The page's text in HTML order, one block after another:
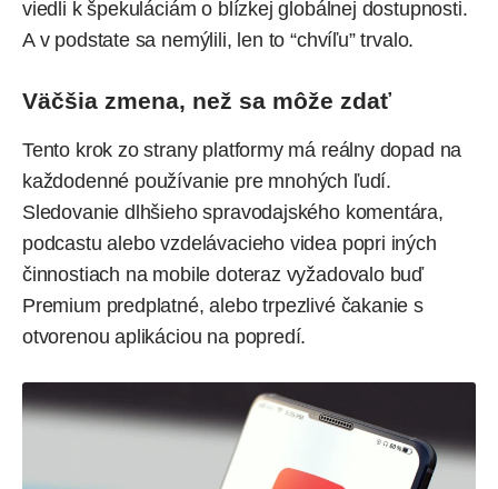
viedli k špekuláciám o blízkej globálnej dostupnosti.
A v podstate sa nemýlili, len to “chvíľu” trvalo.
Väčšia zmena, než sa môže zdať
Tento krok zo strany platformy má reálny dopad na
každodenné používanie pre mnohých ľudí.
Sledovanie dlhšieho spravodajského komentára,
podcastu alebo vzdelávacieho videa popri iných
činnostiach na mobile doteraz vyžadovalo buď
Premium predplatné, alebo trpezlivé čakanie s
otvorenou aplikáciou na popredí.